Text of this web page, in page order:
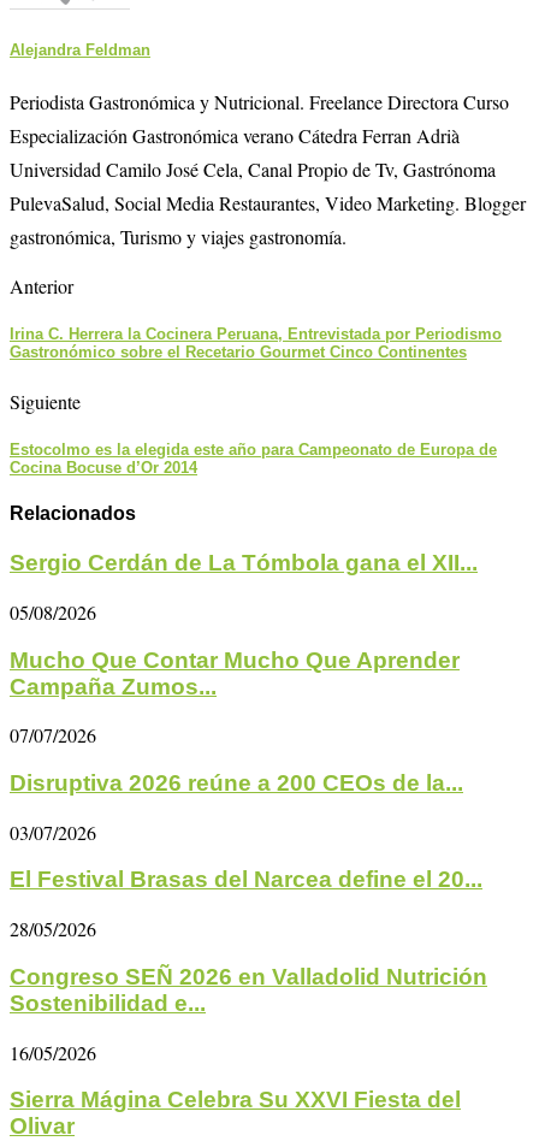
Alejandra Feldman
Periodista Gastronómica y Nutricional. Freelance Directora Curso
Especialización Gastronómica verano Cátedra Ferran Adrià
Universidad Camilo José Cela, Canal Propio de Tv, Gastrónoma
PulevaSalud, Social Media Restaurantes, Video Marketing. Blogger
gastronómica, Turismo y viajes gastronomía.
Anterior
Irina C. Herrera la Cocinera Peruana, Entrevistada por Periodismo
Gastronómico sobre el Recetario Gourmet Cinco Continentes
Siguiente
Estocolmo es la elegida este año para Campeonato de Europa de
Cocina Bocuse d’Or 2014
Relacionados
Sergio Cerdán de La Tómbola gana el XII...
05/08/2026
Mucho Que Contar Mucho Que Aprender
Campaña Zumos...
07/07/2026
Disruptiva 2026 reúne a 200 CEOs de la...
03/07/2026
El Festival Brasas del Narcea define el 20...
28/05/2026
Congreso SEÑ 2026 en Valladolid Nutrición
Sostenibilidad e...
16/05/2026
Sierra Mágina Celebra Su XXVI Fiesta del
Olivar